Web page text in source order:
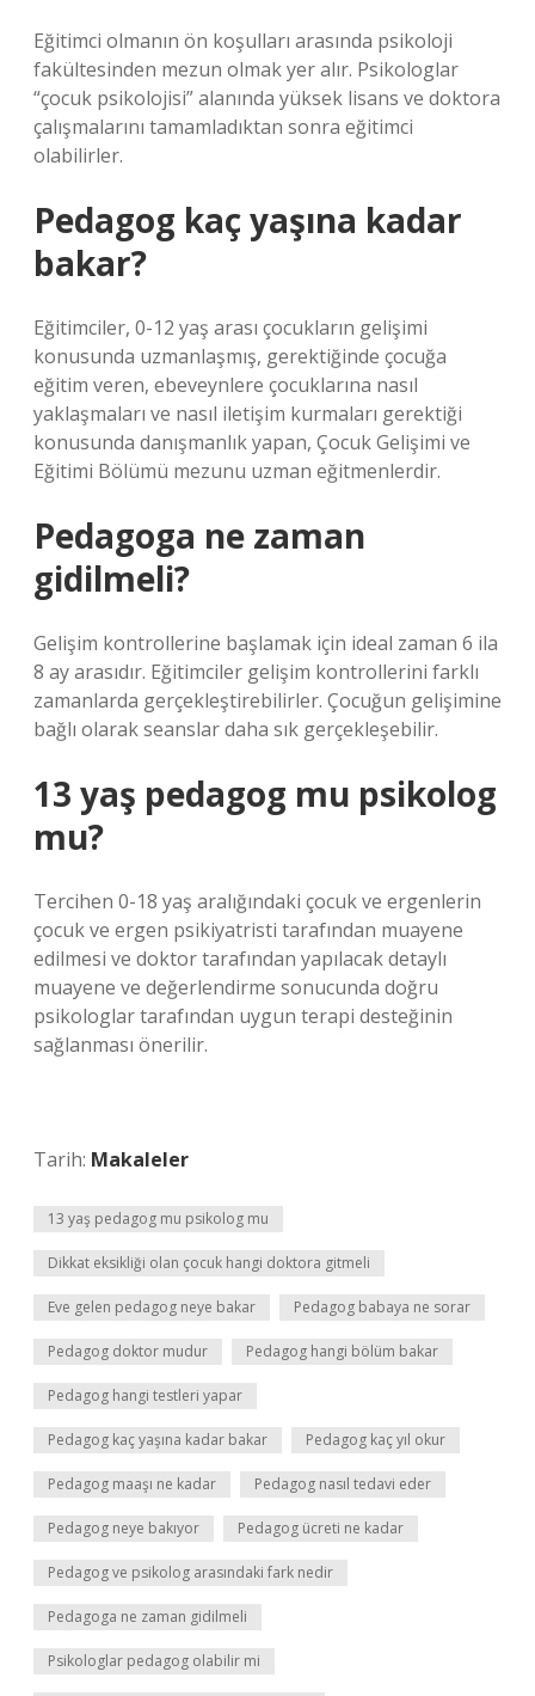
Eğitimci olmanın ön koşulları arasında psikoloji
fakültesinden mezun olmak yer alır. Psikologlar
“çocuk psikolojisi” alanında yüksek lisans ve doktora
çalışmalarını tamamladıktan sonra eğitimci
olabilirler.
Pedagog kaç yaşına kadar
bakar?
Eğitimciler, 0-12 yaş arası çocukların gelişimi
konusunda uzmanlaşmış, gerektiğinde çocuğa
eğitim veren, ebeveynlere çocuklarına nasıl
yaklaşmaları ve nasıl iletişim kurmaları gerektiği
konusunda danışmanlık yapan, Çocuk Gelişimi ve
Eğitimi Bölümü mezunu uzman eğitmenlerdir.
Pedagoga ne zaman
gidilmeli?
Gelişim kontrollerine başlamak için ideal zaman 6 ila
8 ay arasıdır. Eğitimciler gelişim kontrollerini farklı
zamanlarda gerçekleştirebilirler. Çocuğun gelişimine
bağlı olarak seanslar daha sık gerçekleşebilir.
13 yaş pedagog mu psikolog
mu?
Tercihen 0-18 yaş aralığındaki çocuk ve ergenlerin
çocuk ve ergen psikiyatristi tarafından muayene
edilmesi ve doktor tarafından yapılacak detaylı
muayene ve değerlendirme sonucunda doğru
psikologlar tarafından uygun terapi desteğinin
sağlanması önerilir.
Tarih: Makaleler
13 yaş pedagog mu psikolog mu
Dikkat eksikliği olan çocuk hangi doktora gitmeli
Eve gelen pedagog neye bakar Pedagog babaya ne sorar
Pedagog doktor mudur Pedagog hangi bölüm bakar
Pedagog hangi testleri yapar
Pedagog kaç yaşına kadar bakar Pedagog kaç yıl okur
Pedagog maaşı ne kadar Pedagog nasıl tedavi eder
Pedagog neye bakıyor Pedagog ücreti ne kadar
Pedagog ve psikolog arasındaki fark nedir
Pedagoga ne zaman gidilmeli
Psikologlar pedagog olabilir mi